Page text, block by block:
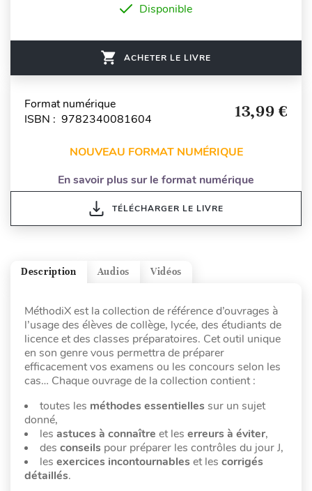
Disponible
ACHETER LE LIVRE
Format numérique
ISBN : 9782340081604
13,99 €
NOUVEAU FORMAT NUMÉRIQUE
En savoir plus sur le format numérique
TÉLÉCHARGER LE LIVRE
Vidéos
Audios
Description
MéthodiX est la collection de référence d’ouvrages à
l’usage des élèves de collège, lycée, des étudiants de
licence et des classes préparatoires. Cet outil unique
en son genre vous permettra de préparer
efficacement vos examens ou les concours selon les
cas… Chaque ouvrage de la collection contient :
toutes les méthodes essentielles sur un sujet
donné,
les astuces à connaître et les erreurs à éviter,
des conseils pour préparer les contrôles du jour J,
les exercices incontournables et les corrigés
détaillés.